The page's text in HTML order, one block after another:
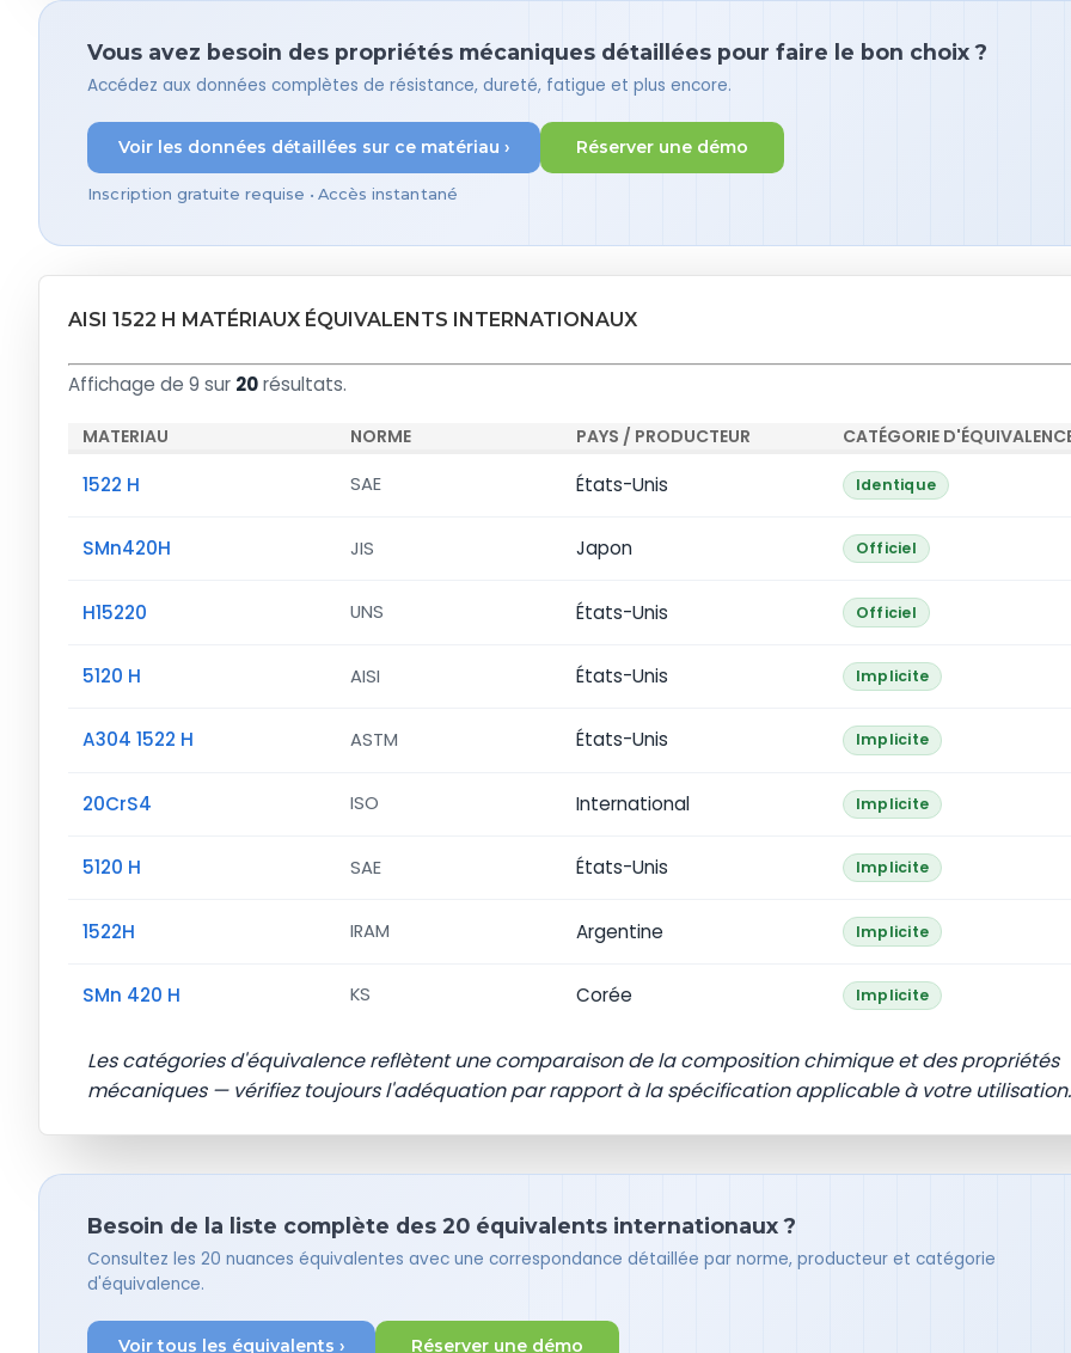
Vous avez besoin des propriétés mécaniques détaillées pour faire le bon choix ?
Accédez aux données complètes de résistance, dureté, fatigue et plus encore.
Voir les données détaillées sur ce matériau ›
Inscription gratuite requise • Accès instantané
Réserver une démo
AISI 1522 H MATÉRIAUX ÉQUIVALENTS INTERNATIONAUX
Affichage de 9 sur 20résultats.
MATERIAU NORME PAYS / PRODUCTEUR CATÉGORIE
1522 H SAE États-Unis Identique
SMn420H JIS Japon Officiel
H15220 UNS États-Unis Officiel
5120 H AISI États-Unis Implicite
A304 1522 H ASTM États-Unis Implicite
20CrS4 ISO International Implicite
5120 H SAE États-Unis Implicite
1522H IRAM Argentine Implicite
SMn 420 H KS Corée Implicite
Les catégories d'équivalence reflètent une comparaison de la composition chimique et des propriétés
mécaniques — vérifiez toujours l'adéquation par rapport à la spécification applicable à votre utilisation.
Besoin de la liste complète des 20 équivalents internationaux ?
Consultez les 20 nuances équivalentes avec une correspondance détaillée par norme, producteur et catégorie
d'équivalence.
Voir tous les équivalents › Réserver une démo